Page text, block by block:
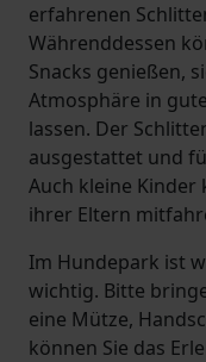
erfahrenen
Währenddessen
Snacks genießen,
Atmosphäre in
lassen. Der
ausgestattet und
Auch kleine Kinder
ihrer Eltern
Im Hundepark ist
wichtig. Bitte
eine Mütze,
können Sie das